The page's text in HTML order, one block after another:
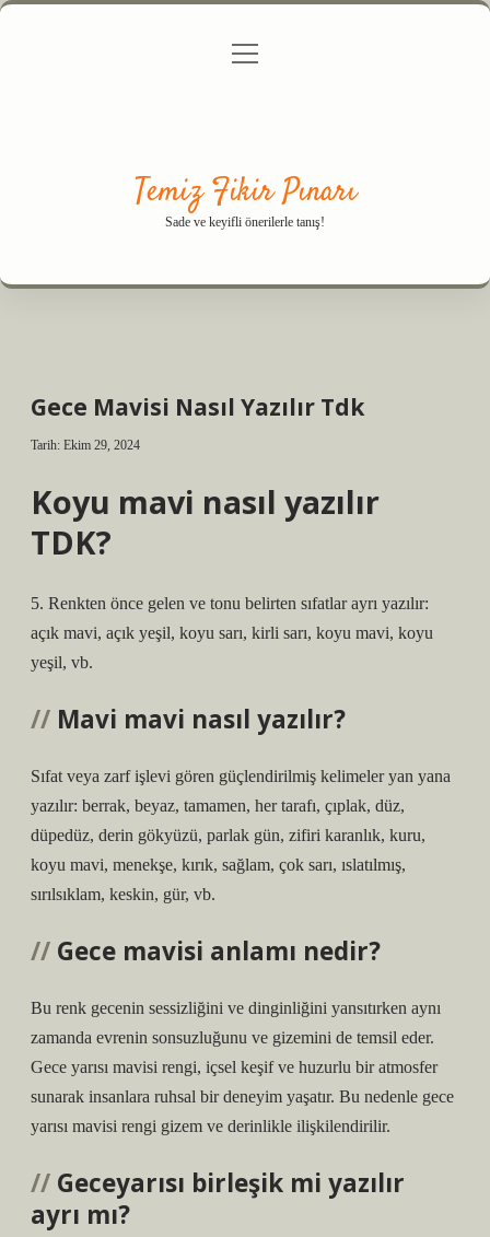
Gizlilik Politikası
menüyü
Temiz Fikir Pınarı
Sade ve keyifli önerilerle tanış!
Gece Mavisi Nasıl Yazılır Tdk
Tarih: Ekim 29, 2024
Koyu mavi nasıl yazılır
TDK?
5. Renkten önce gelen ve tonu belirten sıfatlar ayrı yazılır:
açık mavi, açık yeşil, koyu sarı, kirli sarı, koyu mavi, koyu
yeşil, vb.
Mavi mavi nasıl yazılır?
Sıfat veya zarf işlevi gören güçlendirilmiş kelimeler yan yana
yazılır: berrak, beyaz, tamamen, her tarafı, çıplak, düz,
düpedüz, derin gökyüzü, parlak gün, zifiri karanlık, kuru,
koyu mavi, menekşe, kırık, sağlam, çok sarı, ıslatılmış,
sırılsıklam, keskin, gür, vb.
Gece mavisi anlamı nedir?
Bu renk gecenin sessizliğini ve dinginliğini yansıtırken aynı
zamanda evrenin sonsuzluğunu ve gizemini de temsil eder.
Gece yarısı mavisi rengi, içsel keşif ve huzurlu bir atmosfer
sunarak insanlara ruhsal bir deneyim yaşatır. Bu nedenle gece
yarısı mavisi rengi gizem ve derinlikle ilişkilendirilir.
Geceyarısı birleşik mi yazılır
ayrı mı?